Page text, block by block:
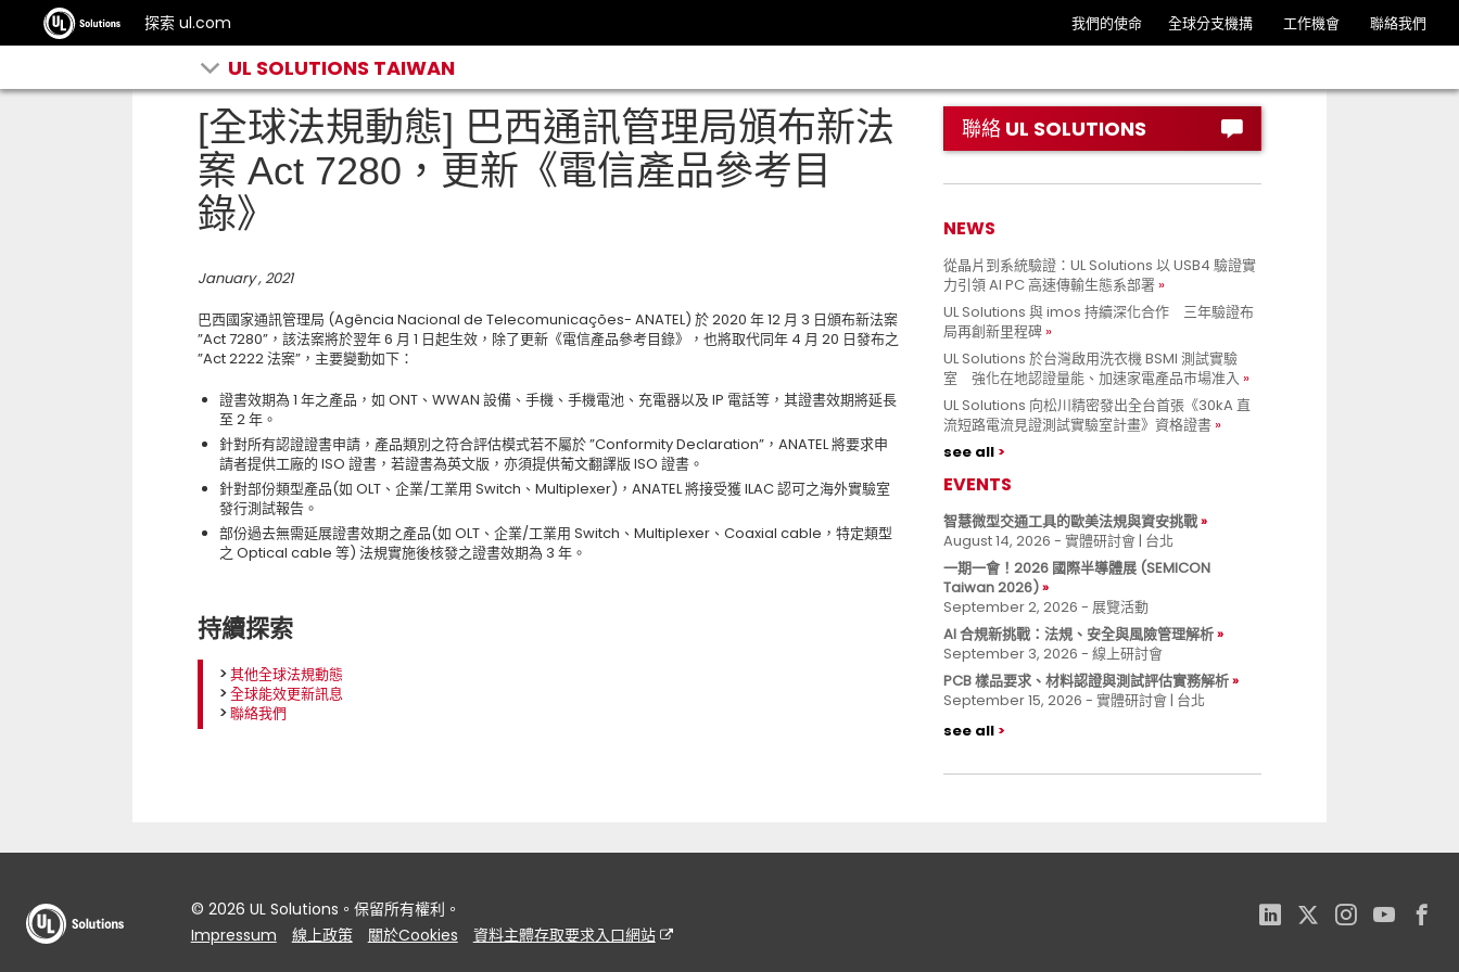
探索 ul.com 我們的使命 全球分支機搆 工作機會 聯絡我們
UL SOLUTIONS TAIWAN
[全球法規動態] 巴西通訊管理局頒布新法
案 Act 7280，更新《電信產品參考目
錄》
January , 2021
巴西國家通訊管理局 (Agência Nacional de Telecomunicações- ANATEL) 於 2020 年 12 月 3 日頒布新法案
”Act 7280”，該法案將於翌年 6 月 1 日起生效，除了更新《電信產品參考目錄》，也將取代同年 4 月 20 日發布之
”Act 2222 法案”，主要變動如下：
證書效期為 1 年之產品，如 ONT、WWAN 設備、手機、手機電池、充電器以及 IP 電話等，其證書效期將延長
至 2 年。
針對所有認證證書申請，產品類別之符合評估模式若不屬於 ”Conformity Declaration”，ANATEL 將要求申
請者提供工廠的 ISO 證書，若證書為英文版，亦須提供葡文翻譯版 ISO 證書。
針對部份類型產品(如 OLT、企業/工業用 Switch、Multiplexer)，ANATEL 將接受獲 ILAC 認可之海外實驗室
發行測試報告。
部份過去無需延展證書效期之產品(如 OLT、企業/工業用 Switch、Multiplexer、Coaxial cable，特定類型
之 Optical cable 等) 法規實施後核發之證書效期為 3 年。
持續探索
>其他全球法規動態
>全球能效更新訊息
>聯絡我們
聯絡 UL SOLUTIONS
NEWS
從晶片到系統驗證：UL Solutions 以 USB4 驗證實
力引領 AI PC 高速傳輸生態系部署
UL Solutions 與 imos 持續深化合作 三年驗證布
局再創新里程碑
UL Solutions 於台灣啟用洗衣機 BSMI 測試實驗
室 強化在地認證量能、加速家電產品市場准入
UL Solutions 向松川精密發出全台首張《30kA 直
流短路電流見證測試實驗室計畫》資格證書
see all
EVENTS
智慧微型交通工具的歐美法規與資安挑戰
August 14, 2026 - 實體研討會 | 台北
一期一會！2026 國際半導體展 (SEMICON
Taiwan 2026)
September 2, 2026 - 展覽活動
AI 合規新挑戰：法規、安全與風險管理解析
September 3, 2026 - 線上研討會
PCB 樣品要求、材料認證與測試評估實務解析
September 15, 2026 - 實體研討會 | 台北
see all
© 2026 UL Solutions。保留所有權利。
Impressum
線上政策 關於Cookies 資料主體存取要求入口網站